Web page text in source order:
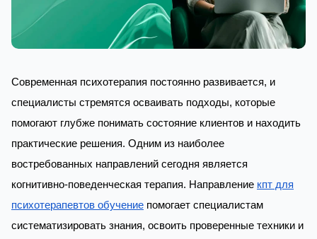
Современная психотерапия постоянно развивается, и
специалисты стремятся осваивать подходы, которые
помогают глубже понимать состояние клиентов и находить
практические решения. Одним из наиболее
востребованных направлений сегодня является
когнитивно-поведенческая терапия. Направление кпт для
психотерапевтов обучение помогает специалистам
систематизировать знания, освоить проверенные техники и